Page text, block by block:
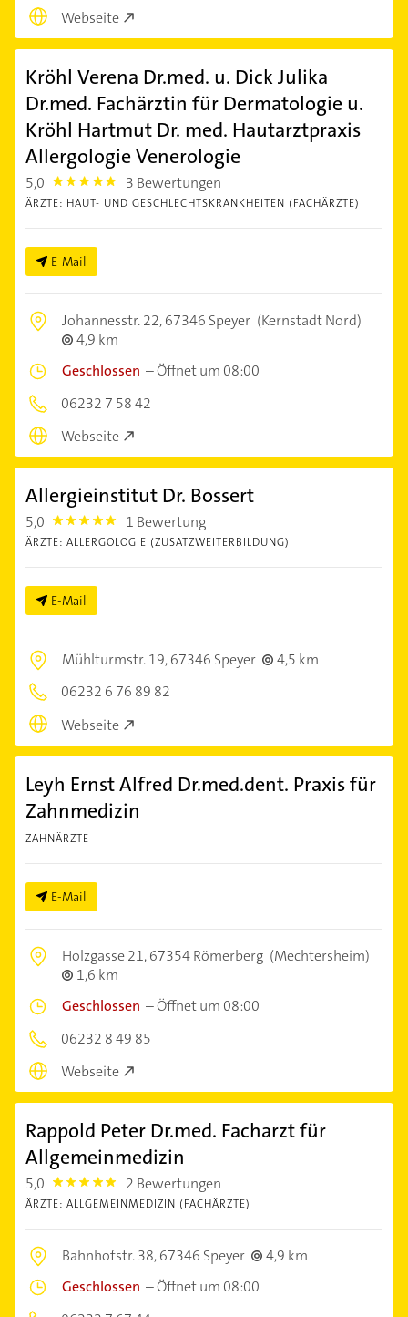
Webseite
Kröhl Verena Dr.med. u. Dick Julika
Dr.med. Fachärztin für Dermatologie u.
Kröhl Hartmut Dr. med. Hautarztpraxis
Allergologie Venerologie
5,0 5.0 3 Bewertungen
ÄRZTE: HAUT- UND GESCHLECHTSKRANKHEITEN (FACHÄRZTE)
E-Mail
Johannesstr. 22,67346 Speyer (Kernstadt Nord)
4,9 km
Geschlossen –Öffnet um 08:00
06232 7 58 42
Webseite
Allergieinstitut Dr. Bossert
5,0 5.0 1 Bewertung
ÄRZTE: ALLERGOLOGIE (ZUSATZWEITERBILDUNG)
E-Mail
Mühlturmstr. 19,67346 Speyer
4,5 km
06232 6 76 89 82
Webseite
Leyh Ernst Alfred Dr.med.dent. Praxis für
Zahnmedizin
ZAHNÄRZTE
E-Mail
Holzgasse 21,67354 Römerberg (Mechtersheim)
1,6 km
Geschlossen –Öffnet um 08:00
06232 8 49 85
Webseite
Rappold Peter Dr.med. Facharzt für
Allgemeinmedizin
5,0 5.0 2 Bewertungen
ÄRZTE: ALLGEMEINMEDIZIN (FACHÄRZTE)
Bahnhofstr. 38,67346 Speyer
4,9 km
Geschlossen –Öffnet um 08:00